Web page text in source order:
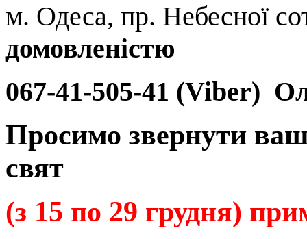
м. Одеса, пр. Небесної
домовленістю
067-41-505-41 (Viber)
Просимо звернути
свят
(з 15 по 29 грудня)